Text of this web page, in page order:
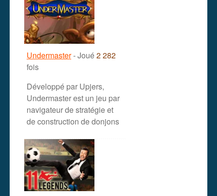
Undermaster- Joué2 282
fois
Développé par Upjers,
Undermaster est un jeu par
navigateur de stratégie et
de construction de donjons